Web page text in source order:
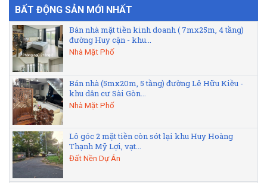
BẤT ĐỘNG SẢN MỚI NHẤT
Bán nhà mặt tiền kinh doanh ( 7mx25m, 4 tầng)
đường Huy cận - khu...
Nhà Mặt Phố
Bán nhà (5mx20m, 5 tầng) đường Lê Hữu Kiều -
khu dân cư Sài Gòn...
Nhà Mặt Phố
Lô góc 2 mặt tiền còn sót lại khu Huy Hoàng
Thạnh Mỹ Lợi, vạt...
Đất Nền Dự Án